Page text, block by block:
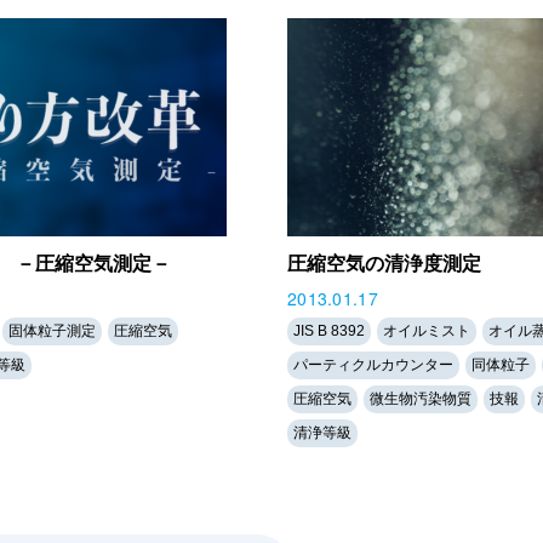
－圧縮空気測定－
固体粒子測定
圧縮空気
級
圧縮空気の清浄度測定
2013.01.17
JIS B 8392 オイルミスト
オイル
パーティクルカウンター
同体粒子
圧縮空気
微生物汚染物質 技報
清浄等級